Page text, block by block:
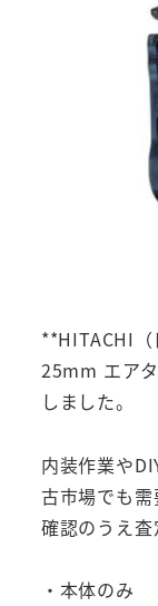
**HITACHI
25mm エア
しました。
内装作業や
古市場でも
確認のうえ査
・本体のみ